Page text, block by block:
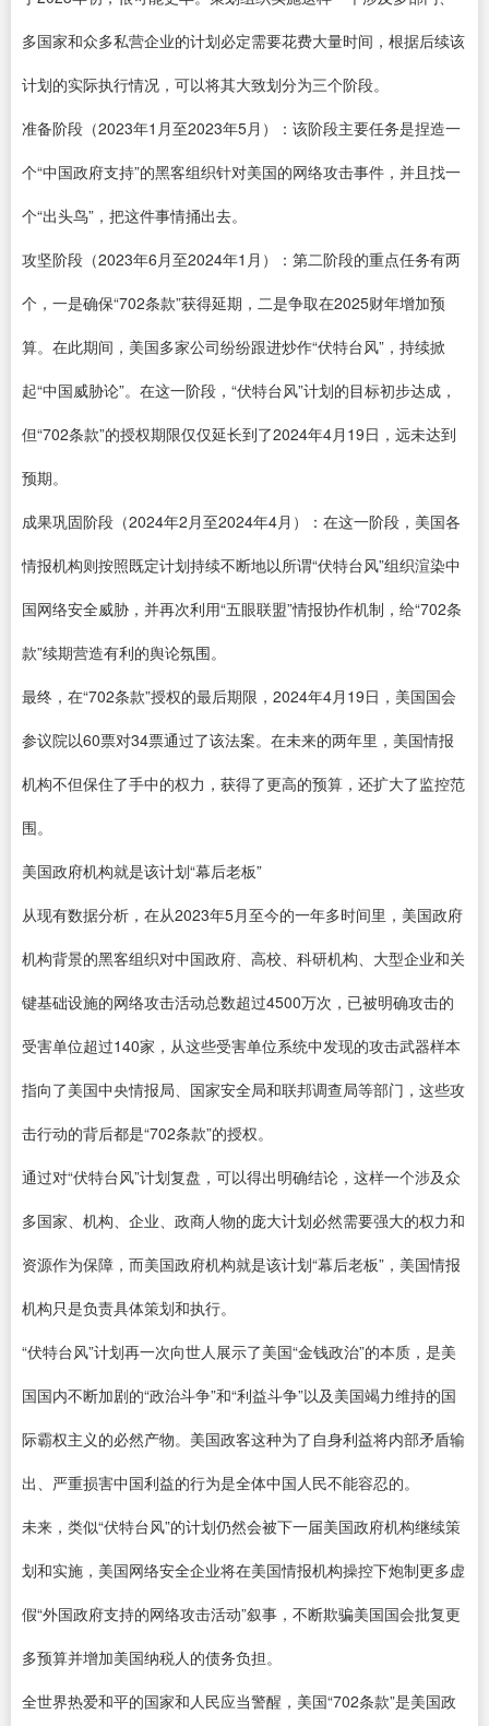
多国家和众多私营企业的计划必定需要花费大量时间，根据后续该
计划的实际执行情况，可以将其大致划分为三个阶段。
准备阶段（2023年1月至2023年5月）：该阶段主要任务是捏造一
个“中国政府支持”的黑客组织针对美国的网络攻击事件，并且找一
个“出头鸟”，把这件事情捅出去。
攻坚阶段（2023年6月至2024年1月）：第二阶段的重点任务有两
个，一是确保“702条款”获得延期，二是争取在2025财年增加预
算。在此期间，美国多家公司纷纷跟进炒作“伏特台风”，持续掀
起“中国威胁论”。在这一阶段，“伏特台风”计划的目标初步达成，
但“702条款”的授权期限仅仅延长到了2024年4月19日，远未达到
预期。
成果巩固阶段（2024年2月至2024年4月）：在这一阶段，美国各
情报机构则按照既定计划持续不断地以所谓“伏特台风”组织渲染中
国网络安全威胁，并再次利用“五眼联盟”情报协作机制，给“702条
款”续期营造有利的舆论氛围。
最终，在“702条款”授权的最后期限，2024年4月19日，美国国会
参议院以60票对34票通过了该法案。在未来的两年里，美国情报
机构不但保住了手中的权力，获得了更高的预算，还扩大了监控范
围。
美国政府机构就是该计划“幕后老板”
从现有数据分析，在从2023年5月至今的一年多时间里，美国政府
机构背景的黑客组织对中国政府、高校、科研机构、大型企业和关
键基础设施的网络攻击活动总数超过4500万次，已被明确攻击的
受害单位超过140家，从这些受害单位系统中发现的攻击武器样本
指向了美国中央情报局、国家安全局和联邦调查局等部门，这些攻
击行动的背后都是“702条款”的授权。
通过对“伏特台风”计划复盘，可以得出明确结论，这样一个涉及众
多国家、机构、企业、政商人物的庞大计划必然需要强大的权力和
资源作为保障，而美国政府机构就是该计划“幕后老板”，美国情报
机构只是负责具体策划和执行。
“伏特台风”计划再一次向世人展示了美国“金钱政治”的本质，是美
国国内不断加剧的“政治斗争”和“利益斗争”以及美国竭力维持的国
际霸权主义的必然产物。美国政客这种为了自身利益将内部矛盾输
出、严重损害中国利益的行为是全体中国人民不能容忍的。
未来，类似“伏特台风”的计划仍然会被下一届美国政府机构继续策
划和实施，美国网络安全企业将在美国情报机构操控下炮制更多虚
假“外国政府支持的网络攻击活动”叙事，不断欺骗美国国会批复更
多预算并增加美国纳税人的债务负担。
全世界热爱和平的国家和人民应当警醒，美国“702条款”是美国政